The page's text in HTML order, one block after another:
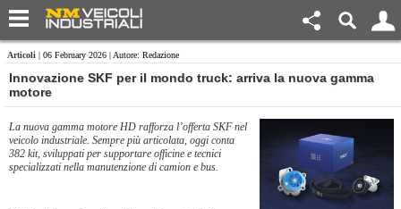
Articoli | 06 February 2026 | Autore: Redazione
Innovazione SKF per il mondo truck: arriva la nuova gamma
motore
La nuova gamma motore HD rafforza l’offerta SKF nel
veicolo industriale. Sempre più articolata, oggi conta
382 kit, sviluppati per supportare officine e tecnici
specializzati nella manutenzione di camion e bus.